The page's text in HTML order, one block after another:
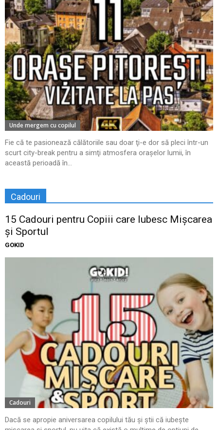
Unde mergem cu copilul
Fie că te pasionează călătoriile sau doar ţi-e dor să pleci într-un
scurt city-break pentru a simţi atmosfera oraşelor lumii, în
această perioadă în...
Cadouri
15 Cadouri pentru Copiii care Iubesc Mișcarea
și Sportul
GOKID
Cadouri
Dacă se apropie aniversarea copilului tău și știi că iubește